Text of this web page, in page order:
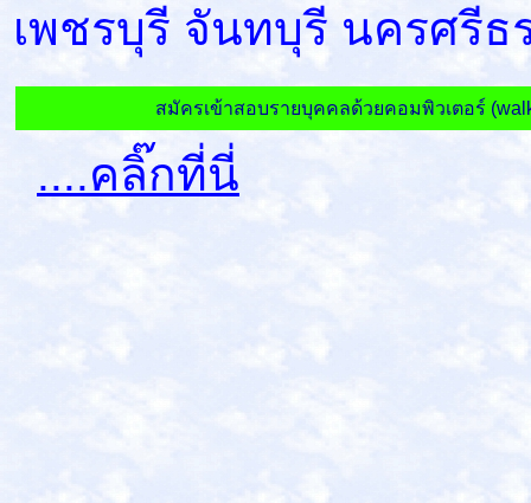
เพชรบุรี จันทบุรี นครศรีธ
สมัครเข้าสอบรายบุคคลด้วยคอมพิวเตอร์
....คลิ๊กที่นี่